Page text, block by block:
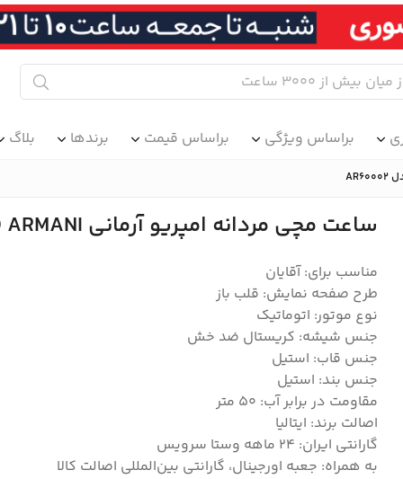
براساس ویژگی براساس قیمت برندها بلاگ
ساعت مچی مردانه امپریو آرمانی EMPORIO ARMANI مدل AR60002
مناسب برای: آقایان
طرح صفحه نمایش: قلب باز
نوع موتور: اتوماتیک
جنس شیشه: کریستال ضد خش
جنس قاب: استیل
جنس بند: استیل
مقاومت در برابر آب: ۵۰ متر
اصالت برند: ایتالیا
گارانتی ایران: ۲۴ ماهه وستا سرویس
به همراه: جعبه اورجینال، گارانتی بین‌المللی اصالت کالا